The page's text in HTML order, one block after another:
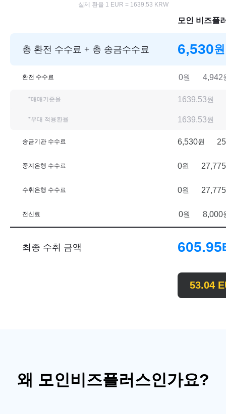
실제 환율 1 EUR = 1639.53 KRW
모인 비즈플
총 환전 수수료 + 총 송금수수료 6,530원
환전 수수료 0원 4,942
*매매기준율 1639.53원
*우대 적용환율 1639.53원
송금기관 수수료 6,530원
중계은행 수수료 0원 27,775
수취은행 수수료 0원 27,775
전신료 0원 8,000
최종 수취 금액 605.95
53.04
왜 모인비즈플러스인가요?